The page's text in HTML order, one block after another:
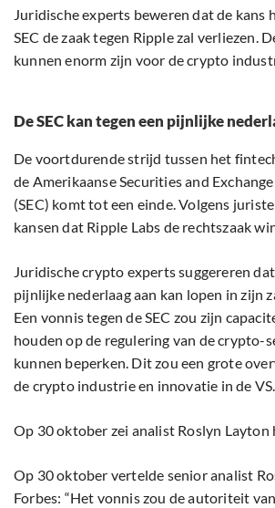
Juridische experts beweren dat de kans
SEC de zaak tegen Ripple zal verliezen.
kunnen enorm zijn voor de crypto
De SEC kan tegen een pijnlijke
De voortdurende strijd tussen het
de Amerikaanse Securities and
(SEC) komt tot een einde. Volgens
kansen dat Ripple Labs de rechtszaak
Juridische crypto experts suggereren dat
pijnlijke nederlaag aan kan lopen in zijn
Een vonnis tegen de SEC zou zijn
houden op de regulering van de crypto-
kunnen beperken. Dit zou een grote
de crypto industrie en innovatie in de VS.
Op 30 oktober zei analist Roslyn Layton
Op 30 oktober vertelde senior analist
Forbes: “Het vonnis zou de autoriteit